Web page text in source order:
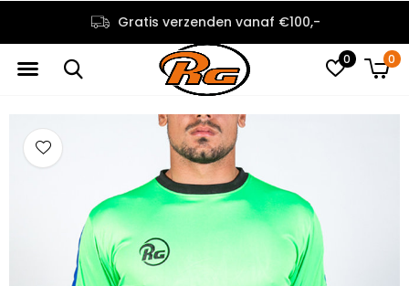
0 0
Gratis verzenden vanaf €100,-